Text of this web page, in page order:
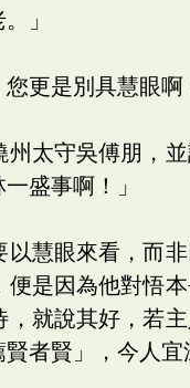
」
更是別具慧眼啊
太守吳傅朋，
盛事啊！」
慧眼來看，而
是因為他對悟
就說其好，若
者賢」，今人宜